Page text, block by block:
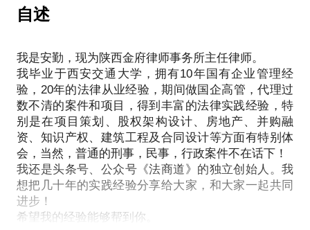
顾问的经验，处理过大量的工程款纠纷案件，通过总
程款纠纷解决特别有用经验，拥有了解决施工单位和
建设单位因工程款（施工合同）纠纷的独家秘笈。
我愿意与你分享的内容包括：
教你如果提高对工程结算的认知，把结算做为一个重
要的工作去做。
在每个施工环节，如何做才能为结算打下基础，埋下
必要的法律伏笔。
让你理解律师说的“干的好不如算的好”的真实含义。
特别是我会给你讲一些案例，让你脑洞大开。
PS.在选择与我见面前，请把你的问题更具体化。毕
竟一小时的谈话只能解决一个小问题。请把你的问题
同时，我也见证了不知名企业从一隅小镇迅速扩展成
遍布中国的大公司，他们的合同规范整洁。
一些“套路”，截止目前，略有心得。
有些企业认为，公司的合同问题，不是最重要的事
情，合同主要是靠人际关系维护履行。你是这样认为
的吗？当然这是错误的想法。
其实答案并不复杂，让我来教你。
本话题适用于团队每一个从事业务的老板和业务员。
交流内容包括：
如何设计和规划一份业务合同？
中小微企业如果做好合同管理？
哪些合同条款是业务合作中必不可少的？
自述
我是安勤，现为陕西金府律师事务所主任律师。
我毕业于西安交通大学，拥有10年国有企业管理经
验，20年的法律从业经验，期间做国企高管，代理过
数不清的案件和项目，得到丰富的法律实践经验，特
别是在项目策划、股权架构设计、房地产、并购融
资、知识产权、建筑工程及合同设计等方面有特别体
会，当然，普通的刑事，民事，行政案件不在话下！
我还是头条号、公众号《法商道》的独立创始人。我
想把几十年的实践经验分享给大家，和大家一起共同
进步！